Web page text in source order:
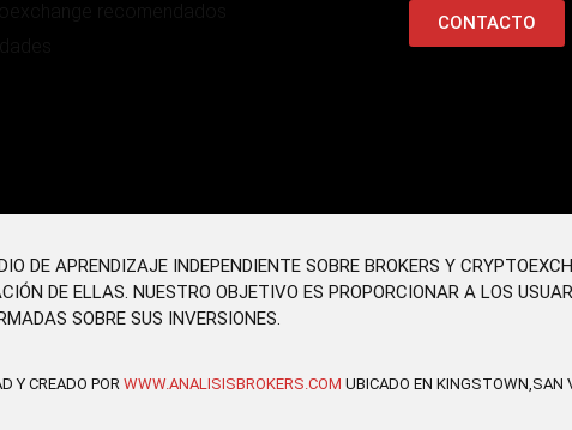
CONTACTO
DE APRENDIZAJE INDEPENDIENTE SOBRE BROKERS Y
DE ELLAS. NUESTRO OBJETIVO ES PROPORCIONAR A LOS
SOBRE SUS INVERSIONES.
Y CREADO POR WWW.ANALISISBROKERS.COM UBICADO EN KINGSTOWN,SAN